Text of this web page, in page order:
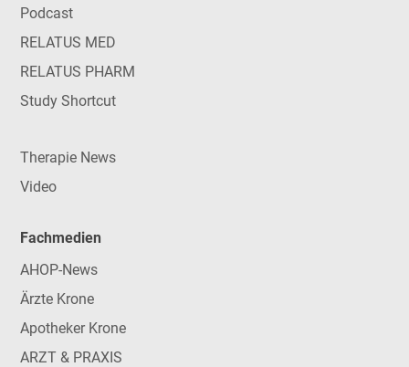
Podcast
RELATUS MED
RELATUS PHARM
Study Shortcut
Therapie News
Video
Fachmedien
AHOP-News
Ärzte Krone
Apotheker Krone
ARZT & PRAXIS